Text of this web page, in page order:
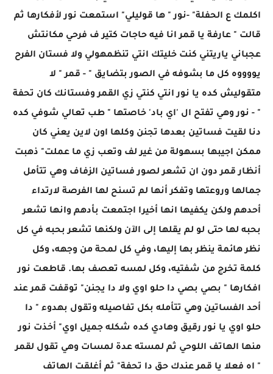
اكلمك ع الحفلة" -نور " ها قوليلي" استمعت نور لأفكارها ثم
قالت " عارفة يا قمر انا فيه حاجات كتير ف فرحي مكانتش
عجباني ياريتني كنت خليتك انتي تنظمهولي ولا فستان الفرح
يووووه كل ما بشوفه في الصور بتضايق " - قمر " لا
متقوليش كده يا نور انتي كنتي زي القمر وفستانك كان تحفة
" - نور وهي تفتح ال 'اي باد' خاصتها " طب تعالي شوفي كده
دنا لقيت فساتين بعدها تجنن وكلها اون لاين يعني كان
ممكن اجيبها بسهولة من غير لف وتعب زي ما عملت" ذهبت
أنظار قمر دون ان تشعر لصور فساتين الزفاف وهي تتأمل
جمالها وروعتها وتفكر أنها لم تسنح لها الفرصة لارتداء
أحدهم ولكن يكفيها انها أخيرا اجتمعت بأدهم وانها تشعر
بحبه لها حتى لو لم يقلها إلى الآن ولكنها تشعر بحبه في كل
نظر هائمة ينظر بها إليها، وفي كل لمحة من وجهه، وكل
كلمة تخرج من شفتيه، وكل لمسه تعصف بها. قاطعت نور
افكارها " بصي بصي دا حلو اوي ولا دا يجنن" توقفت قمر عند
أحد الفساتين وهي تتأمله بكل تفاصيله وتقول بهدوء " دا
حلو اوي يا نور رقيق وهادي كده شكله جميل اوي" أخذت نور
منها الهاتف اللوحي ثم لمسته عدة لمسات وهي تقول لقمر
" اه فعلا يا قمر عندك حق دا تحفة" ثم أغلقت الهاتف